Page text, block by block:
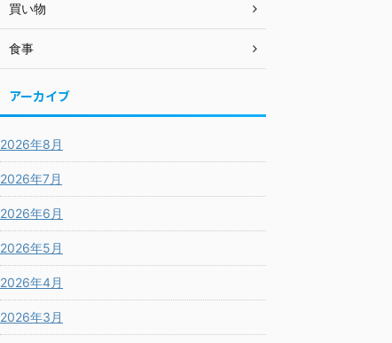
買い物
食事
アーカイブ
2026年8月
2026年7月
2026年6月
2026年5月
2026年4月
2026年3月